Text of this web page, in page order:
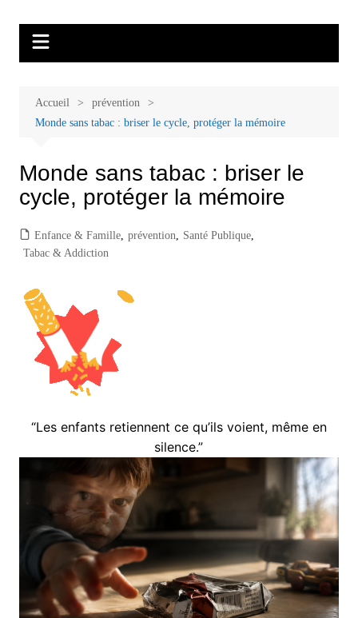
contenu
Malades et proches, Vivre avec et
après le cancer
thérapeutique, sophrologie, sport adapté, art thérapie, musico thérapie…
Accueil
prévention
Monde sans tabac : briser le cycle, protéger la mémoire
Monde sans tabac : briser le
cycle, protéger la mémoire
Enfance & Famille, prévention Santé Publique,
Tabac & Addiction
“Les enfants retiennent ce qu’ils voient, même en
silence.”